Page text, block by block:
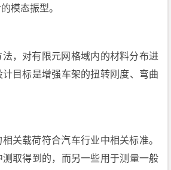
模态振型。
，对有限元网格域内的材料分布进
目标是增强车架的扭转刚度、弯曲
关载荷符合汽车行业中相关标准。
取得到的，而另一些用于测量一般